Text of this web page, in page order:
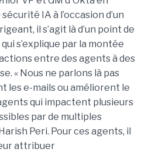
IA à l’occasion d’un
il s’agit là d’un point de
s’explique par la montée
entre des agents à des
« Nous ne parlons là pas
les e-mails ou améliorent le
qui impactent plusieurs
par de multiples
Peri. Pour ces agents, il
attribuer